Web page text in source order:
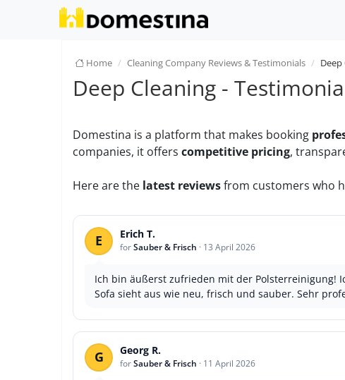
Home Cleaning Company Reviews & Testimonials Deep
Deep Cleaning -
Domestina is a platform that makes booking
companies, it offers competitive pricing,
Here are the latest reviewsfrom customers who
E Erich T.
forSauber & Frisch · 13 April 2026
Ich bin äußerst zufrieden mit der Polsterreinigung!
Sofa sieht aus wie neu, frisch und sauber. Sehr
G Georg R.
forSauber & Frisch · 11 April 2026